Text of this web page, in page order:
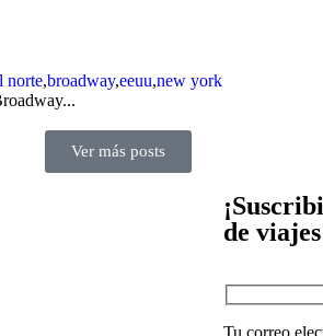
norte,broadway,eeuu,new york
Ver más posts
de